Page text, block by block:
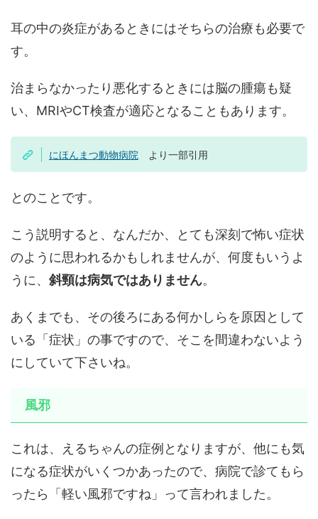
耳の中の炎症があるときにはそちらの治療も必要で
す。
治まらなかったり悪化するときには脳の腫瘍も疑
い、MRIやCT検査が適応となることもあります。
にほんまつ動物病院 より一部引用
とのことです。
こう説明すると、なんだか、とても深刻で怖い症状
のように思われるかもしれませんが、何度もいうよ
うに、 斜頸は病気ではありません。
あくまでも、その後ろにある何かしらを原因として
いる「症状」の事ですので、そこを間違わないよう
にしていて下さいね。
風邪
これは、えるちゃんの症例となりますが、他にも気
になる症状がいくつかあったので、病院で診てもら
ったら「軽い風邪ですね」って言われました。